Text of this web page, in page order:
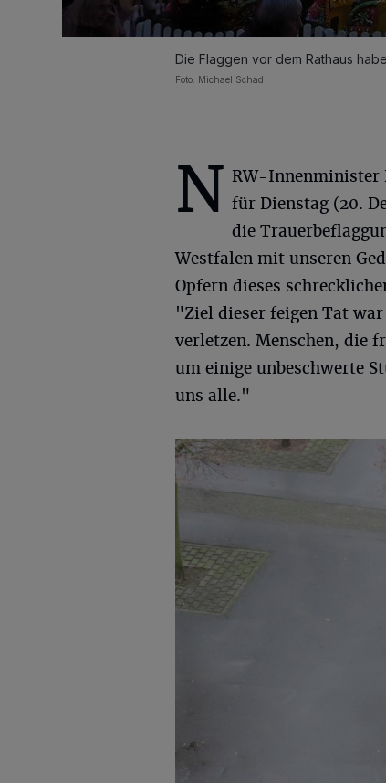
Die Flaggen vor dem Rathaus
Foto: Michael Schad
N RW-Innenminister
für Dienstag (20.
die
Westfalen mit unseren
Opfern dieses
"Ziel dieser feigen Tat
verletzen. Menschen, die
um einige unbeschwerte
uns alle."